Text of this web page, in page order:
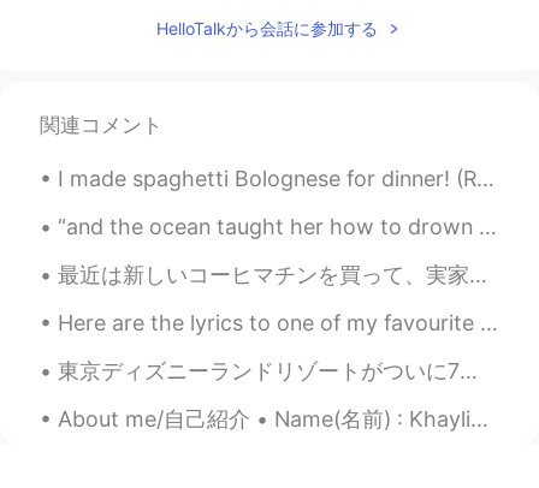
Kanako 2022.02.09 05:52
レスさん日本語お上手だから日本在住だと
ずっと思ってたらアメリカだった😂😳
Yuki 2021.12.17 23:34
JP
for 10 minutes?
pyonpyon 2021.09.19 14:20
JP EN
立派な職業ですごいです！😊
HelloTalkから会話に参加する
関連コメント
I made spaghetti Bolognese for dinner! (Reminder: I lost all my chats so if we were talking plea...
“and the ocean taught her how to drown in all the things bigger than herself. the ocean loved her...
最近は新しいコーヒマチンを買って、実家性のコーヒに夢中になった 笑。☕☕ 今のコロナの検疫のせいで、喫茶店に行くことが出来ないけど、このマチンで大丈夫になった😁 どんなコーヒが好き？私はアメリカ...
Here are the lyrics to one of my favourite Christmas carols. It is Judy Garland’s version. “Hav...
東京ディズニーランドリゾートがついに7月1日オープン！ 私は興奮しています！！🤩 Tokyo Disneyland Resort will finally open on July 1st!!...
About me/自己紹介 • Name(名前) : Khaylin • Where are you from?(出身) : Indonesia 🇮🇩 • Height (背の高さ) : 15...